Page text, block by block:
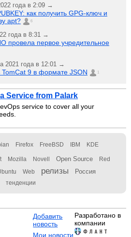
года в 2:09 →
как получить GPG-ключ и
apt?
6
года в 8:31 →
провела первое учредительное
2021 года в 12:01 →
TomCat 9 в формате JSON 1
Service from Palark
service to cover all your
Firefox FreeBSD IBM KDE
Mozilla Novell Open Source Red
Web релизы Россия
тенденции
Добавить
новость
Мои новости
Разработано в
компании